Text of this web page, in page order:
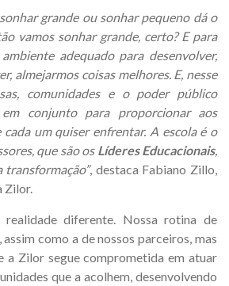
grande ou sonhar pequeno dá o
vamos sonhar grande, certo? E para
adequado para desenvolver,
almejarmos coisas melhores. E, nesse
comunidades e o poder público
conjunto para proporcionar aos
um quiser enfrentar. A escola é o
que são os Líderes Educacionais,
transformação”, destaca Fabiano Zillo,
Zilor.
diferente. Nossa rotina de
como a de nossos parceiros, mas
a Zilor segue comprometida em atuar
que a acolhem, desenvolvendo